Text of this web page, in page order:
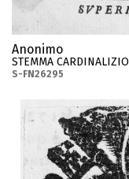
Anonimo
STEMMA CARDINALIZIO
S-FN26295